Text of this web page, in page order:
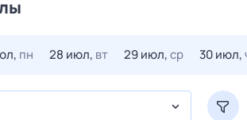
пн 28 июл, вт 29 июл,ср 30 июл,